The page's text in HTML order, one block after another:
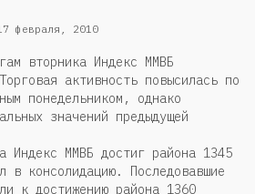
февраля, 2010
вторника Индекс ММВБ
активность повысилась по
понедельником, однако
значений предыдущей
Индекс ММВБ достиг района 1345
в консолидацию. Последовавшие
к достижению района 1360